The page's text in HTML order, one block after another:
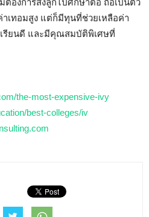
ต้องการส่งลูกไปศึกษาต่อ ถือเป็นตัว
เทอมสูง แต่ก็มีทุนที่ช่วยเหลือค่า
รียนดี และมีคุณสมบัติพิเศษที่
the-most-expensive-ivy
best-colleges/iv